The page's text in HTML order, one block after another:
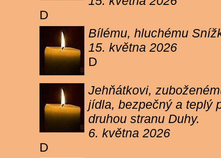
D
Bílému, hluchému
15. května 2026
D
Jehňátkovi,
jídla, bezpečný a teplý
druhou stranu Duhy.
6. května 2026
D